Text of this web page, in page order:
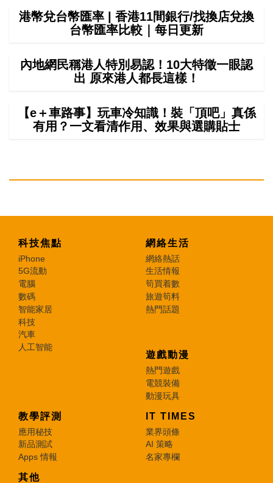
港幣兌台幣匯率 | 香港11間銀行/找換店兌換
台幣匯率比較｜每日更新
內地網民稱港人特別易認！10大特徵一眼認
出 原來港人都長這樣！
【e＋車路事】玩車冷知識！裝「頂吧」真係
有用？一文看清作用、效果與選購貼士
科技焦點
iPhone
5G流動
電腦
數碼
智能家居
科技
汽車
人工智能
網絡生活
網絡熱話
生活情報
筍買着數
旅遊筍料
熱門話題
遊戲動漫
熱門遊戲
電競裝備
動漫玩具
教學評測
應用秘技
新品測試
Apps 情報
IT TIMES
業界頭條
AI 策略
名家專欄
其他